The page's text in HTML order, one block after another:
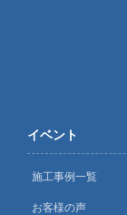
イベント
施工事例一覧
お客様の声